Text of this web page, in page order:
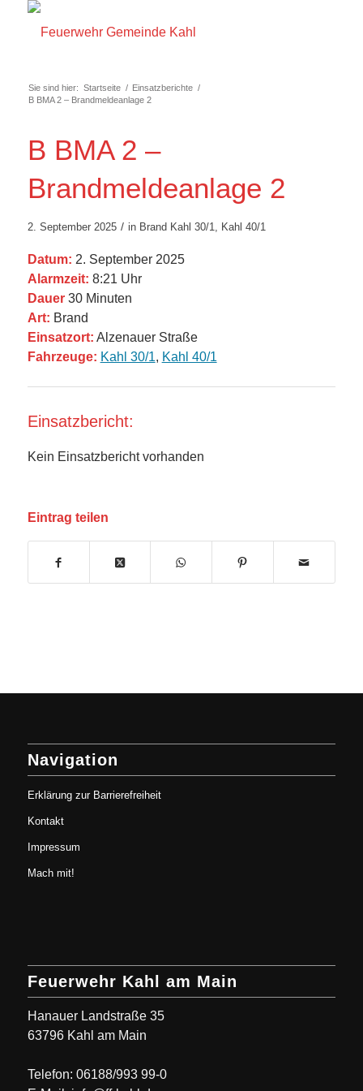
Sie sind hier: Startseite / Einsatzberichte /
B BMA 2 – Brandmeldeanlage 2
B BMA 2 –
Brandmeldeanlage 2
2. September 2025 / in Brand Kahl 30/1, Kahl 40/1
Datum: 2. September 2025
Alarmzeit: 8:21 Uhr
Dauer30 Minuten
Art: Brand
Einsatzort: Alzenauer Straße
Fahrzeuge: Kahl 30/1, Kahl 40/1
Einsatzbericht:
Kein Einsatzbericht vorhanden
Eintrag teilen
Navigation
Erklärung zur Barrierefreiheit
Kontakt
Impressum
Mach mit!
Feuerwehr Kahl am Main
Hanauer Landstraße 35
63796 Kahl am Main
Telefon: 06188/993 99-0